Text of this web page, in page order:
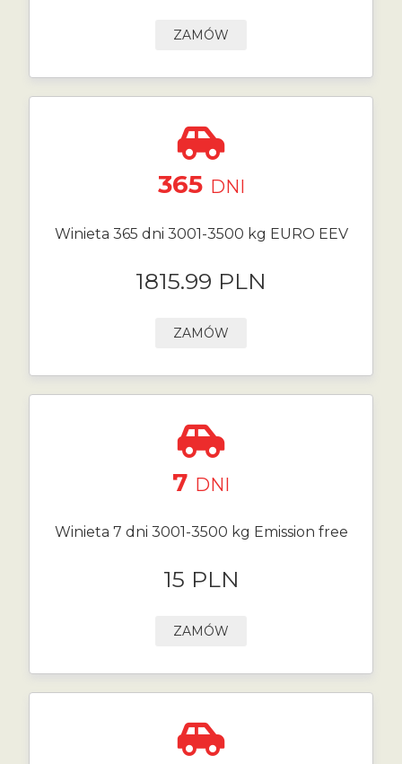
ZAMÓW
365 DNI
Winieta 365 dni 3001-3500 kg EURO EEV
1815.99 PLN
ZAMÓW
7 DNI
Winieta 7 dni 3001-3500 kg Emission free
15 PLN
ZAMÓW